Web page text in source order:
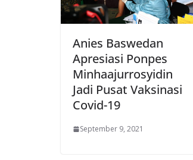
Anies Baswedan
Apresiasi Ponpes
Minhaajurrosyidin
Jadi Pusat Vaksinasi
Covid-19
September 9, 2021